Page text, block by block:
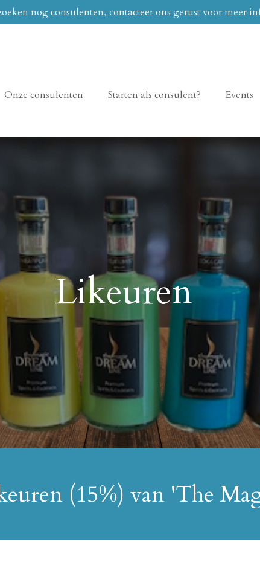
nog consulenten, contacteer ons gerust voor meer
Onze consulenten Starten als consulent? Events
Likeuren
(15%) van 'The